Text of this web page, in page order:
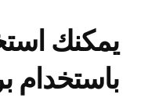
يمكنك
باستخدام